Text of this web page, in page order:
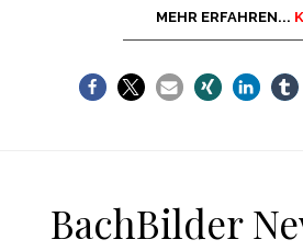
MEHR ERFAHREN...
BachBilder